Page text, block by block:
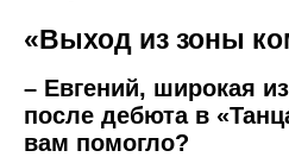
«Выход из зоны
– Евгений, широкая
после дебюта в
вам помогло?